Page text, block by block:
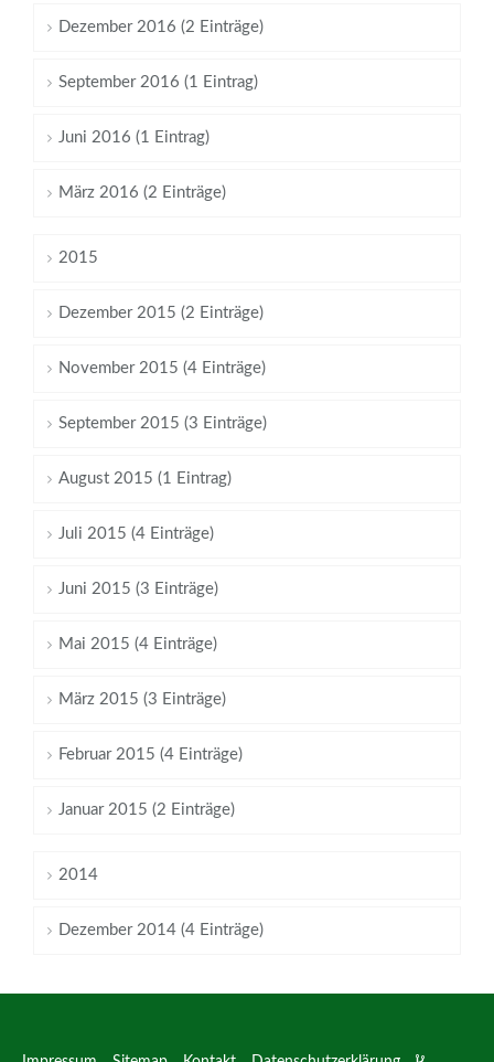
Dezember 2016 (2 Einträge)
September 2016 (1 Eintrag)
Juni 2016 (1 Eintrag)
März 2016 (2 Einträge)
2015
Dezember 2015 (2 Einträge)
November 2015 (4 Einträge)
September 2015 (3 Einträge)
August 2015 (1 Eintrag)
Juli 2015 (4 Einträge)
Juni 2015 (3 Einträge)
Mai 2015 (4 Einträge)
März 2015 (3 Einträge)
Februar 2015 (4 Einträge)
Januar 2015 (2 Einträge)
2014
Dezember 2014 (4 Einträge)